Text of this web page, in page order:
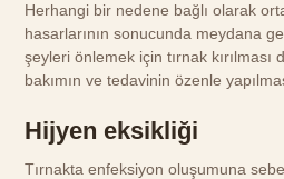
Herhangi bir nedene bağlı olarak
hasarlarının sonucunda meydana
şeyleri önlemek için tırnak kırılması
bakımın ve tedavinin özenle
Hijyen eksikliği
Tırnakta enfeksiyon oluşumuna